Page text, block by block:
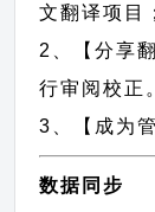
文翻译项目
2、【分享
行审阅校正
3、【成为
数据同步